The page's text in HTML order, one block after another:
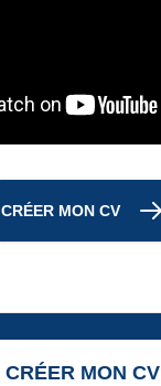
CRÉER MON CV
CRÉER MON CV